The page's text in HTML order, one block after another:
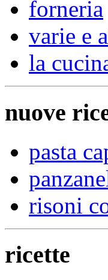
forneria
varie e
la
nuove
pasta
risoni
ricette